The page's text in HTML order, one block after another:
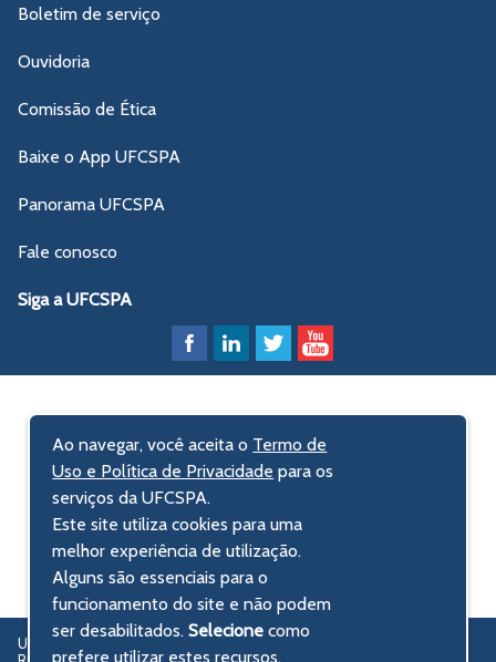
Boletim de serviço
Ouvidoria
Comissão de Ética
Baixe o App UFCSPA
Panorama UFCSPA
Fale conosco
Siga a UFCSPA
UFCSPA – Universidade Federal de Ciências da Saúde de Porto Alegre
Ao navegar, você aceita o Termo de
Uso e Política de Privacidade para os
serviços da UFCSPA.
Este site utiliza cookies para uma
melhor experiência de utilização.
Alguns são essenciais para o
funcionamento do site e não podem
ser desabilitados.Selecionecomo
prefere utilizar estes recursos.